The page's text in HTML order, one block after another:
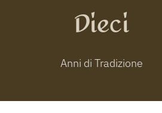
Dieci
Anni di Tradizione